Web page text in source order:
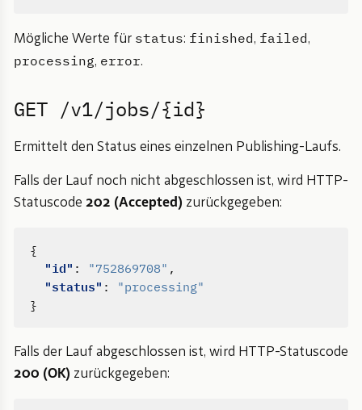
Mögliche Werte für status: finished, failed,
processing, error.
GET /v1/jobs/{id}
Ermittelt den Status eines einzelnen Publishing-Laufs.
Falls der Lauf noch nicht abgeschlossen ist, wird HTTP-
Statuscode 202 (Accepted) zurückgegeben:
{
"id" : "752869708" ,
"status" :
"processing"
}
Falls der Lauf abgeschlossen ist, wird HTTP-Statuscode
200 (OK) zurückgegeben: